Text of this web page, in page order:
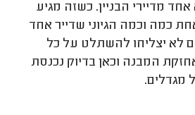
מדיירי הבניין. כשזה מגיע
כמה וכמה הגיוני שדייר אחד
לא יצליחו להשתלט על כל
המבנה וכאן בדיוק נכנסת
מגדלים.